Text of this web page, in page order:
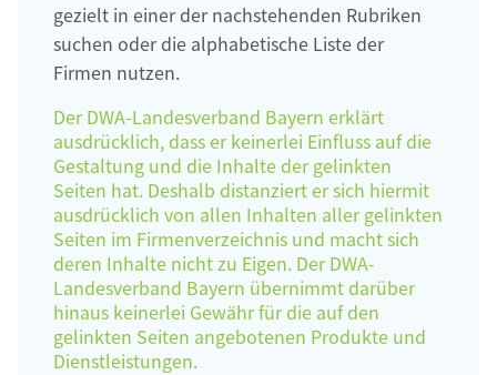
gezielt in einer der nachstehenden Rubriken
suchen oder die alphabetische Liste der
Firmen nutzen.
Der DWA-Landesverband Bayern erklärt
ausdrücklich, dass er keinerlei Einfluss auf die
Gestaltung und die Inhalte der gelinkten
Seiten hat. Deshalb distanziert er sich hiermit
ausdrücklich von allen Inhalten aller gelinkten
Seiten im Firmenverzeichnis und macht sich
deren Inhalte nicht zu Eigen. Der DWA-
Landesverband Bayern übernimmt darüber
hinaus keinerlei Gewähr für die auf den
gelinkten Seiten angebotenen Produkte und
Dienstleistungen.